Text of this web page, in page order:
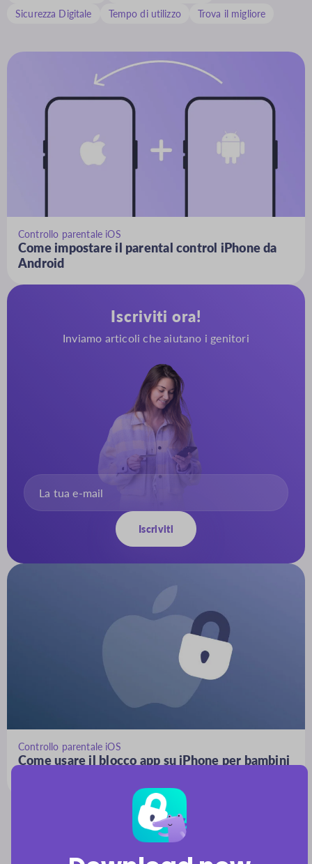
Sicurezza Digitale
Tempo di utilizzo Trova il migliore
Controllo parentale iOS
Come impostare il parental control iPhone da
Android
Iscriviti ora!
Inviamo articoli che aiutano i genitori
Iscriviti
Controllo parentale iOS
Come usare il blocco app su iPhone per bambini
Installa i primi controlli parentali che i